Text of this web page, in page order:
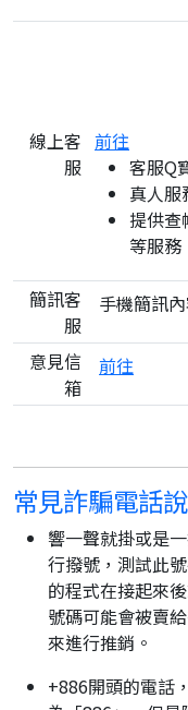
線上客
服
前往
客服Q
真人服
提供查
等服務
簡訊客
服
手機簡訊
意見信
箱
前往
常見詐騙電話
響一聲就掛或是
行撥號，測試此
的程式在接起來
號碼可能會被賣
來進行推銷。
+886開頭的電話